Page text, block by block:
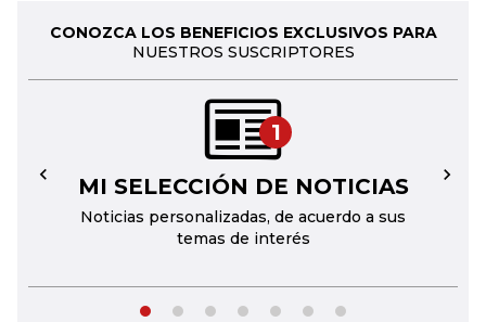
CONOZCA LOS BENEFICIOS EXCLUSIVOS PARA
NUESTROS SUSCRIPTORES
1
MI SELECCIÓN DE NOTICIAS
Noticias personalizadas, de acuerdo a sus
temas de interés
← →